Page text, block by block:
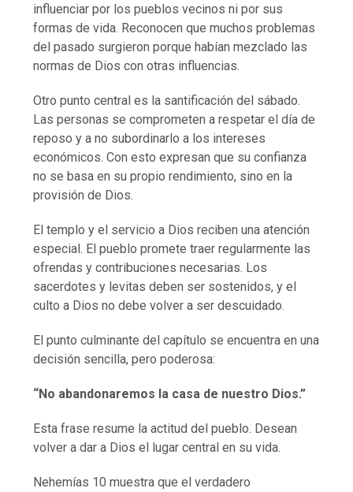
influenciar por los pueblos vecinos ni por sus
formas de vida. Reconocen que muchos problemas
del pasado surgieron porque habían mezclado las
normas de Dios con otras influencias.
Otro punto central es la santificación del sábado.
Las personas se comprometen a respetar el día de
reposo y a no subordinarlo a los intereses
económicos. Con esto expresan que su confianza
no se basa en su propio rendimiento, sino en la
provisión de Dios.
El templo y el servicio a Dios reciben una atención
especial. El pueblo promete traer regularmente las
ofrendas y contribuciones necesarias. Los
sacerdotes y levitas deben ser sostenidos, y el
culto a Dios no debe volver a ser descuidado.
El punto culminante del capítulo se encuentra en una
decisión sencilla, pero poderosa:
“No abandonaremos la casa de nuestro Dios.”
Esta frase resume la actitud del pueblo. Desean
volver a dar a Dios el lugar central en su vida.
Nehemías 10 muestra que el verdadero